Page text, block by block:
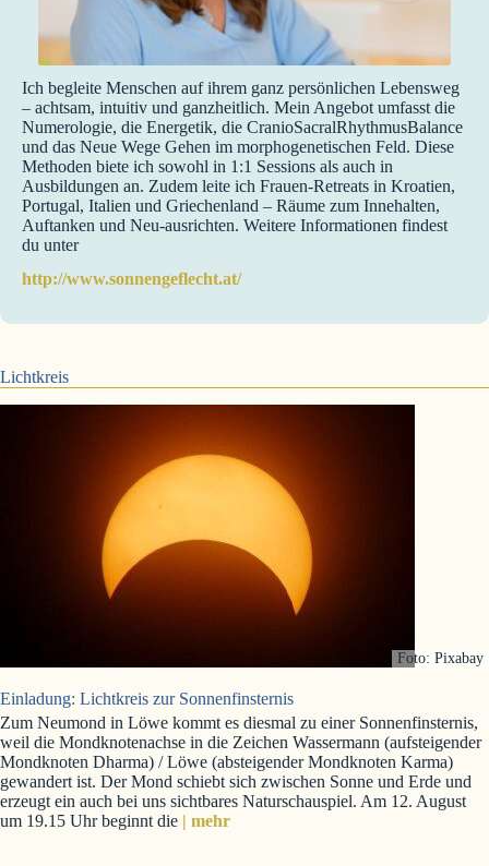
Ich begleite Menschen auf ihrem ganz persönlichen Lebensweg
– achtsam, intuitiv und ganzheitlich. Mein Angebot umfasst die
Numerologie, die Energetik, die CranioSacralRhythmusBalance
und das Neue Wege Gehen im morphogenetischen Feld. Diese
Methoden biete ich sowohl in 1:1 Sessions als auch in
Ausbildungen an. Zudem leite ich Frauen-Retreats in Kroatien,
Portugal, Italien und Griechenland – Räume zum Innehalten,
Auftanken und Neu-ausrichten. Weitere Informationen findest
du unter
http://www.sonnengeflecht.at/
Lichtkreis
Foto: Pixabay
Einladung: Lichtkreis zur Sonnenfinsternis
Zum Neumond in Löwe kommt es diesmal zu einer Sonnenfinsternis,
weil die Mondknotenachse in die Zeichen Wassermann (aufsteigender
Mondknoten Dharma) / Löwe (absteigender Mondknoten Karma)
gewandert ist. Der Mond schiebt sich zwischen Sonne und Erde und
erzeugt ein auch bei uns sichtbares Naturschauspiel. Am 12. August
um 19.15 Uhr beginnt die | mehr